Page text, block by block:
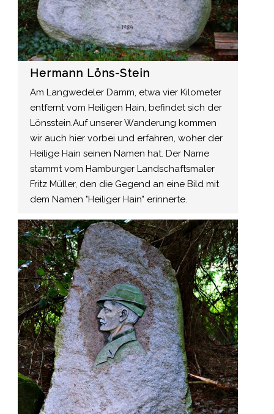
Hermann Löns-Stein
Am Langwedeler Damm, etwa vier Kilometer
entfernt vom Heiligen Hain, befindet sich der
Lönsstein.Auf unserer Wanderung kommen
wir auch hier vorbei und erfahren, woher der
Heilige Hain seinen Namen hat. Der Name
stammt vom Hamburger Landschaftsmaler
Fritz Müller, den die Gegend an eine Bild mit
dem Namen "Heiliger Hain" erinnerte.